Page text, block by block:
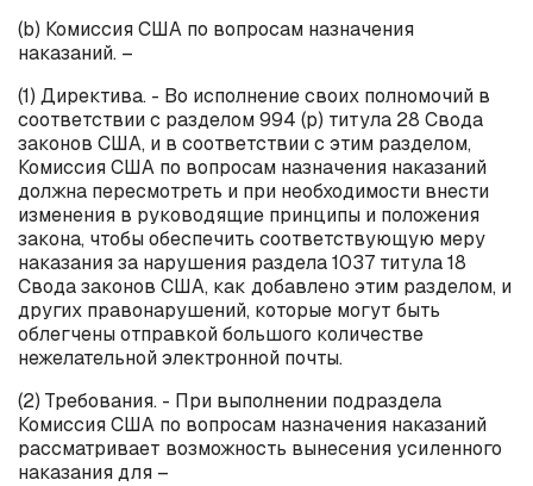
(b) Комиссия США по вопросам назначения
наказаний. –
(1) Директива. - Во исполнение своих полномочий в
соответствии с разделом 994 (p) титула 28 Свода
законов США, и в соответствии с этим разделом,
Комиссия США по вопросам назначения наказаний
должна пересмотреть и при необходимости внести
изменения в руководящие принципы и положения
закона, чтобы обеспечить соответствующую меру
наказания за нарушения раздела 1037 титула 18
Свода законов США, как добавлено этим разделом, и
других правонарушений, которые могут быть
облегчены отправкой большого количестве
нежелательной электронной почты.
(2) Требования. - При выполнении подраздела
Комиссия США по вопросам назначения наказаний
рассматривает возможность вынесения усиленного
наказания для –